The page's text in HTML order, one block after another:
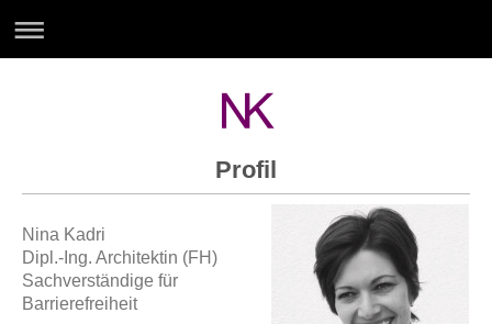
Profil
Nina Kadri
Dipl.-Ing. Architektin (FH)
Sachverständige für
Barrierefreiheit